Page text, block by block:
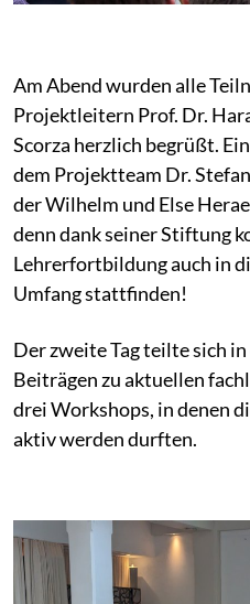
Am Abend wurden alle
Projektleitern Prof. Dr.
Scorza herzlich begrüßt.
dem Projektteam Dr.
der Wilhelm und Else
denn dank seiner Stiftung
Lehrerfortbildung auch in
Umfang stattfinden!
Der zweite Tag teilte sich
Beiträgen zu aktuellen
drei Workshops, in denen
aktiv werden durften.